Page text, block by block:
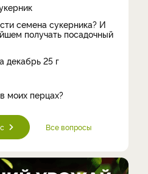
семена сукерника? И
получать посадочный
декабрь 25 г
моих перцах?
Все вопросы